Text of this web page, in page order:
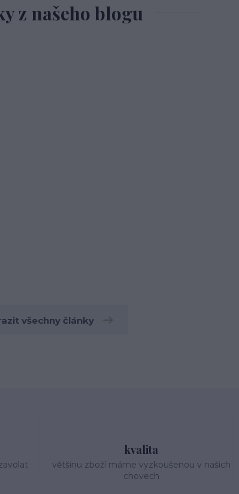
z našeho blogu
všechny články
kvalita
většinu zboží máme vyzkoušenou v našich
chovech